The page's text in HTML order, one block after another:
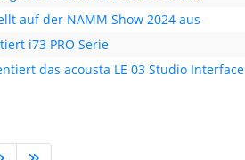
auf der NAMM Show 2024 aus
i73 PRO Serie
das acousta LE 03 Studio Interface